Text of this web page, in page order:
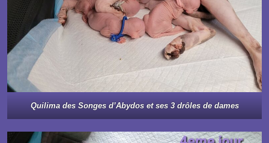
Quilima des Songes d’Abydos et ses 3 drôles de dames